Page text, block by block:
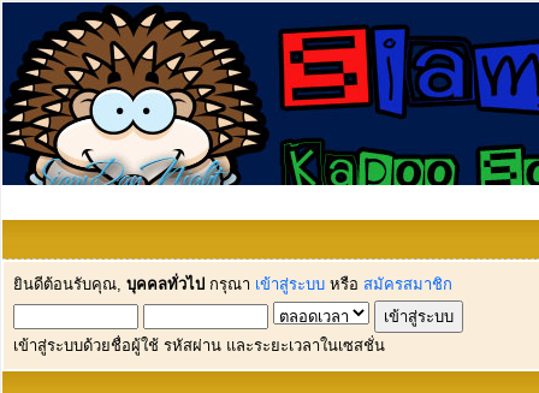
ยินดีต้อนรับคุณ, บุคคลทั่วไป กรุณา เข้าสู่ระบบ หรือ สมัครสมาชิก
เข้าสู่ระบบด้วยชื่อผู้ใช้ รหัสผ่าน และระยะเวลาในเซสชั่น